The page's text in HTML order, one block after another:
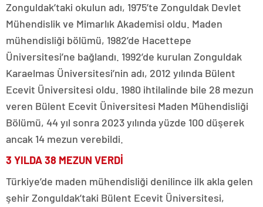
Zonguldak’taki okulun adı, 1975’te Zonguldak Devlet
Mühendislik ve Mimarlık Akademisi oldu. Maden
mühendisliği bölümü, 1982’de Hacettepe
Üniversitesi’ne bağlandı. 1992’de kurulan Zonguldak
Karaelmas Üniversitesi’nin adı, 2012 yılında Bülent
Ecevit Üniversitesi oldu. 1980 ihtilalinde bile 28 mezun
veren Bülent Ecevit Üniversitesi Maden Mühendisliği
Bölümü, 44 yıl sonra 2023 yılında yüzde 100 düşerek
ancak 14 mezun verebildi.
3 YILDA 38 MEZUN VERDİ
Türkiye’de maden mühendisliği denilince ilk akla gelen
şehir Zonguldak’taki Bülent Ecevit Üniversitesi,